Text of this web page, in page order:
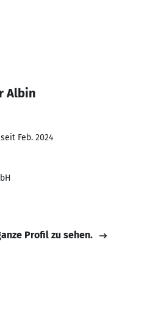
Albin
Feb. 2024
Profil zu sehen.